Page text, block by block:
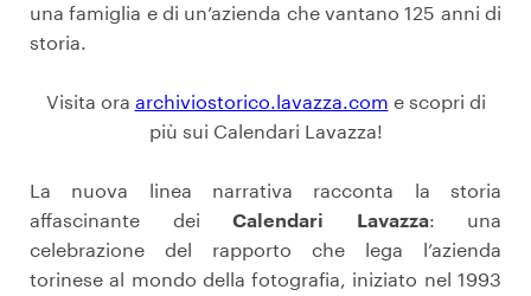
una famiglia e di un’azienda che vantano 125 anni di
storia.
Visita ora archiviostorico.lavazza.com e scopri di
più sui Calendari Lavazza!
La nuova linea narrativa racconta la storia
affascinante dei Calendari Lavazza: una
celebrazione del rapporto che lega l’azienda
torinese al mondo della fotografia, iniziato nel 1993